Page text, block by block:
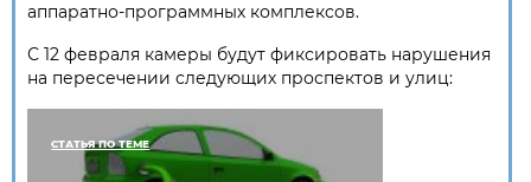
аппаратно-программных комплексов.
С 12 февраля камеры будут фиксировать нарушения
на пересечении следующих проспектов и улиц:
СТАТЬЯ ПО ТЕМЕ